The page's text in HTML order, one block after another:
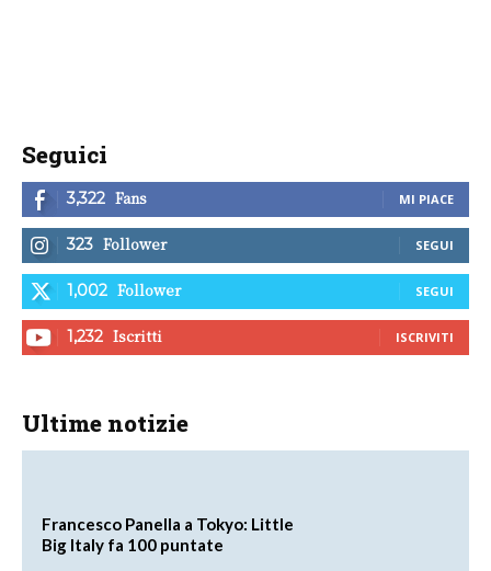
Seguici
3,322 Fans MI PIACE
323 Follower SEGUI
1,002 Follower SEGUI
1,232 Iscritti ISCRIVITI
Ultime notizie
Francesco Panella a Tokyo: Little
Big Italy fa 100 puntate